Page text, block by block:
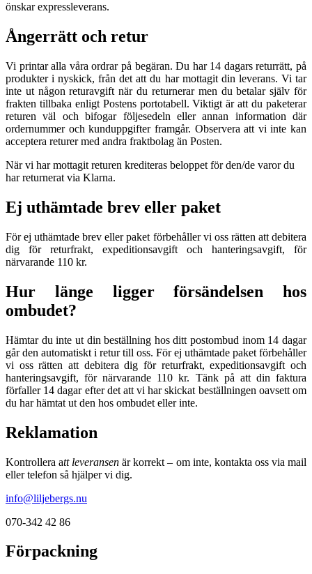
önskar expressleverans.
Ångerrätt och retur
Vi printar alla våra ordrar på begäran. Du har 14 dagars returrätt, på
produkter i nyskick, från det att du har mottagit din leverans. Vi tar
inte ut någon returavgift när du returnerar men du betalar själv för
frakten tillbaka enligt Postens portotabell. Viktigt är att du paketerar
returen väl och bifogar följesedeln eller annan information där
ordernummer och kunduppgifter framgår. Observera att vi inte kan
acceptera returer med andra fraktbolag än Posten.
När vi har mottagit returen krediteras beloppet för den/de varor du
har returnerat via Klarna.
Ej uthämtade brev eller paket
För ej uthämtade brev eller paket förbehåller vi oss rätten att debitera
dig för returfrakt, expeditionsavgift och hanteringsavgift, för
närvarande 110 kr.
Hur länge ligger försändelsen hos
ombudet?
Hämtar du inte ut din beställning hos ditt postombud inom 14 dagar
går den automatiskt i retur till oss. För ej uthämtade paket förbehåller
vi oss rätten att debitera dig för returfrakt, expeditionsavgift och
hanteringsavgift, för närvarande 110 kr. Tänk på att din faktura
förfaller 14 dagar efter det att vi har skickat beställningen oavsett om
du har hämtat ut den hos ombudet eller inte.
Reklamation
Kontrollera att leveransen är korrekt – om inte, kontakta oss via mail
eller telefon så hjälper vi dig.
info@liljebergs.nu
070-342 42 86
Förpackning